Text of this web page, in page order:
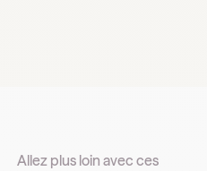
Allez plus loin avec ces